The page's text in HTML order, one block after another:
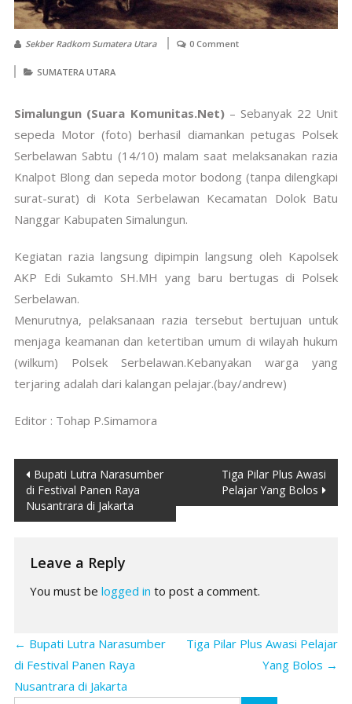
Sekber Radkom Sumatera Utara 0 Comment
SUMATERA UTARA
Simalungun (Suara Komunitas.Net)– Sebanyak 22 Unit
sepeda Motor (foto) berhasil diamankan petugas Polsek
Serbelawan Sabtu (14/10) malam saat melaksanakan razia
Knalpot Blong dan sepeda motor bodong (tanpa dilengkapi
surat-surat) di Kota Serbelawan Kecamatan Dolok Batu
Nanggar Kabupaten Simalungun.
Kegiatan razia langsung dipimpin langsung oleh Kapolsek
AKP Edi Sukamto SH.MH yang baru bertugas di Polsek
Serbelawan.
Menurutnya, pelaksanaan razia tersebut bertujuan untuk
menjaga keamanan dan ketertiban umum di wilayah hukum
(wilkum) Polsek Serbelawan.Kebanyakan warga yang
terjaring adalah dari kalangan pelajar.(bay/andrew)
Editor : Tohap P.Simamora
Post
navigation
Bupati Lutra Narasumber
di Festival Panen Raya
Nusantrara di Jakarta
Tiga Pilar Plus Awasi
Pelajar Yang Bolos
Leave a Reply
You must be logged in to post a comment.
← Bupati Lutra Narasumber
di Festival Panen Raya
Nusantrara di Jakarta
Tiga Pilar Plus Awasi Pelajar
Yang Bolos →